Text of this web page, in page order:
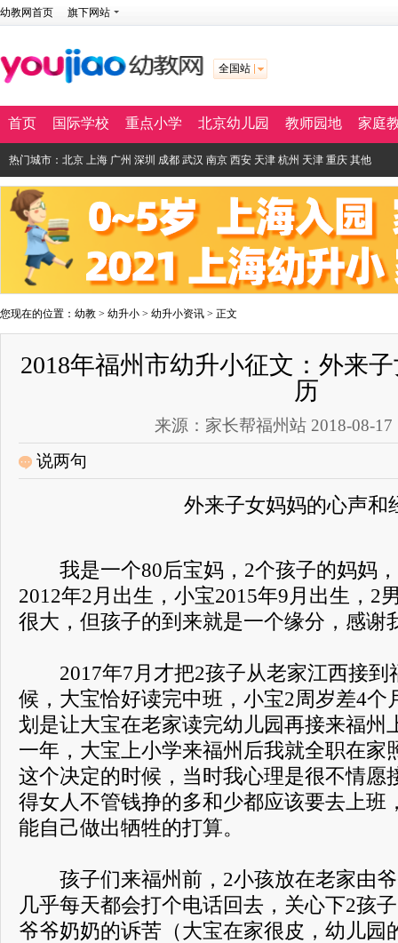
幼教网首页 旗下网站
全国站
首页 国际学校 重点小学 北京幼儿园 教师园地 家庭
热门城市： 北京 上海 广州 深圳 成都 武汉 南京 西安 天津 杭州 天津 重庆 其他
您现在的位置： 幼教 > 幼升小 > 幼升小资讯 > 正文
2018年福州市幼升小征文：外来
历
来源：家长帮福州站 2018-08-17
说两句
外来子女妈妈的心声和
我是一个80后宝妈，2个孩子的妈妈，
2012年2月出生，小宝2015年9月出生，2
很大，但孩子的到来就是一个缘分，感谢
2017年7月才把2孩子从老家江西接到
候，大宝恰好读完中班，小宝2周岁差4个
划是让大宝在老家读完幼儿园再接来福州
一年，大宝上小学来福州后我就全职在家
这个决定的时候，当时我心理是很不情愿
得女人不管钱挣的多和少都应该要去上班
能自己做出牺牲的打算。
孩子们来福州前，2小孩放在老家由爷
几乎每天都会打个电话回去，关心下2孩
爷爷奶奶的诉苦（大宝在家很皮，幼儿园